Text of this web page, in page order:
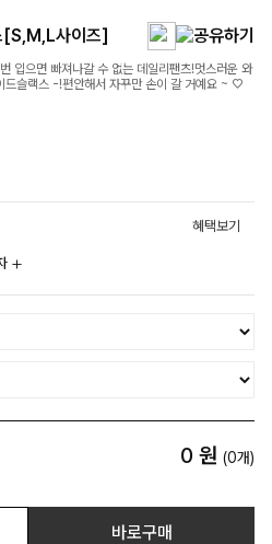
[S,M,L사이즈]
입으면 빠져나갈 수 없는 데일리팬츠!멋스러운 와
드슬랙스 -!편안해서 자꾸만 손이 갈 거예요 ~ ♡
혜택보기
0 원 (0개)
바로구매